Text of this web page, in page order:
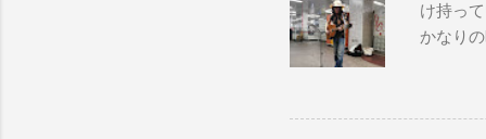
け持っ
かなり
でやっ
good to